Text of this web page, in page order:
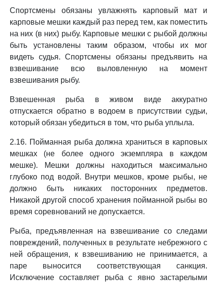
Спортсмены обязаны увлажнять карповый мат и
карповые мешки каждый раз перед тем, как поместить
на них (в них) рыбу. Карповые мешки с рыбой должны
быть установлены таким образом, чтобы их мог
видеть судья. Спортсмены обязаны предъявить на
взвешивание всю выловленную на момент
взвешивания рыбу.
Взвешенная рыба в живом виде аккуратно
отпускается обратно в водоем в присутствии судьи,
который обязан убедиться в том, что рыба уплыла.
2.16. Пойманная рыба должна храниться в карповых
мешках (не более одного экземпляра в каждом
мешке). Мешки должны находиться максимально
глубоко под водой. Внутри мешков, кроме рыбы, не
должно быть никаких посторонних предметов.
Никакой другой способ хранения пойманной рыбы во
время соревнований не допускается.
Рыба, предъявленная на взвешивание со следами
повреждений, полученных в результате небрежного с
ней обращения, к взвешиванию не принимается, а
паре выносится соответствующая санкция.
Исключение составляет рыба с явно застарелыми